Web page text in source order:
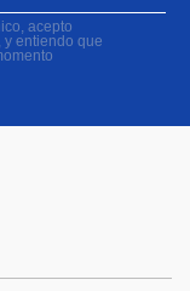
acepto
y entiendo que